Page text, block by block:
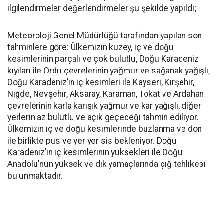
ilgilendirmeler değerlendirmeler şu şekilde yapıldı;
Meteoroloji Genel Müdürlüğü tarafından yapılan son
tahminlere göre: Ülkemizin kuzey, iç ve doğu
kesimlerinin parçalı ve çok bulutlu, Doğu Karadeniz
kıyıları ile Ordu çevrelerinin yağmur ve sağanak yağışlı,
Doğu Karadeniz’in iç kesimleri ile Kayseri, Kırşehir,
Niğde, Nevşehir, Aksaray, Karaman, Tokat ve Ardahan
çevrelerinin karla karışık yağmur ve kar yağışlı, diğer
yerlerin az bulutlu ve açık geçeceği tahmin ediliyor.
Ülkemizin iç ve doğu kesimlerinde buzlanma ve don
ile birlikte pus ve yer yer sis bekleniyor. Doğu
Karadeniz’in iç kesimlerinin yüksekleri ile Doğu
Anadolu’nun yüksek ve dik yamaçlarında çığ tehlikesi
bulunmaktadır.